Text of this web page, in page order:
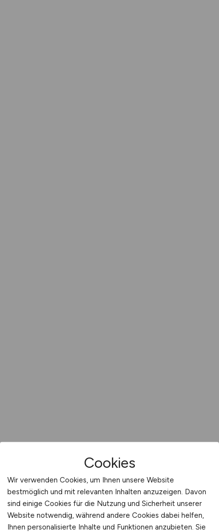
Cookies
Wir verwenden Cookies, um Ihnen unsere Website
bestmöglich und mit relevanten Inhalten anzuzeigen. Davon
sind einige Cookies für die Nutzung und Sicherheit unserer
Website notwendig, während andere Cookies dabei helfen,
Ihnen personalisierte Inhalte und Funktionen anzubieten. Sie